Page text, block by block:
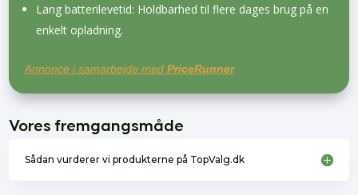
Lang batterilevetid: Holdbarhed til flere dages brug på en
enkelt opladning.
Annonce i samarbejde medPriceRunner
Vores fremgangsmåde
Sådan vurderer vi produkterne på TopValg.dk